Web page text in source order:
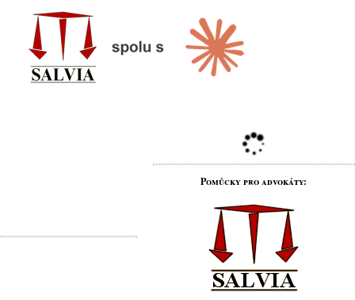
Pomůcky pro advokáty: